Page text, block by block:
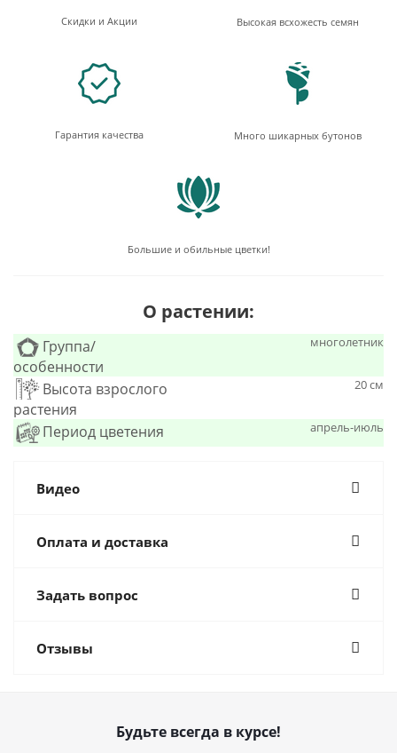
Скидки и Акции Высокая всхожесть семян
Гарантия качества Много шикарных бутонов
Большие и обильные цветки!
О растении:
Группа/
особенности
многолетник
Высота взрослого
растения
20 см
Период цветения апрель-июль
Видео
Оплата и доставка
Задать вопрос
Отзывы
Будьте всегда в курсе!